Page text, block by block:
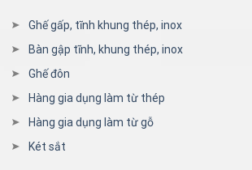
Ghế gấp, tĩnh khung thép, inox
Bàn gập tĩnh, khung thép, inox
Ghế đôn
Hàng gia dụng làm từ thép
Hàng gia dụng làm từ gỗ
Két sắt